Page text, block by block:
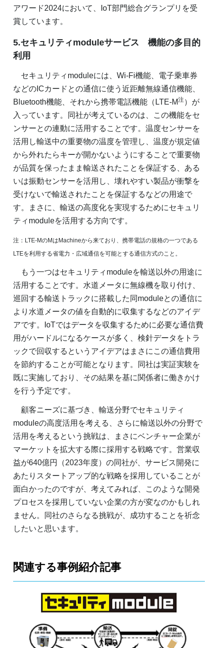
アワード2024において、IoT部門総合グランプリを受
賞しています。
5.セキュリティmoduleサービス 機能の多目的
利用
セキュリティmoduleには、Wi-Fi機能、電子乗車券
などのICカードとの通信に使う近距離無線通信機能、
Bluetooth機能、それから携帯電話機能（LTE-M注 ）が
入っています。同社が考えているのは、この機能をセ
ンサーとの連動に活用することです。温度センサーを
活用し輸送中の重要物の温度を管理し、温度が規定値
から外れたらキーが開かないようにすることで重要物
が品質を保ったまま輸送されたことを保証する、ある
いは振動センサーを活用し、壊れやすい製品が衝撃を
受けないで輸送されたことを保証するなどの用途で
す。まさに、輸送の高度化を実現するためにセキュリ
ティmoduleを活用する方向です。
注：LTE-MのMはMachineから来ており、携帯電話の規格の一つである
LTEを利用する省電力・広域通信を可能とする通信方式のこと。
もう一つはセキュリティmoduleを輸送以外の用途に
活用することです。水道メータに無線機を取り付け、
巡回する輸送トラックに搭載した同moduleとの通信に
より水道メータの値を自動的に収集するなどのアイデ
アです。IoTではデータを収集するために必要な通信費
用がハードルになるケースが多く、検針データをトラ
ックで回収するというアイデアはまさにこの通信費用
を節約することが可能となります。同社は実証実験を
既に実施しており、その結果を基に関係者に働きかけ
を行う予定です。
顧客ニーズに基づき、輸送分野でセキュリティ
moduleの高度活用を考える、さらに輸送以外の分野で
活用を考えるという挑戦は、まさにベンチャー企業が
マーケットを拡大する際に採用する戦略です。営業収
益が640億円（2023年度）の同社が、サービス開発に
あたりスタートアップ的な戦略を採用していることが
面白かったのですが、考えてみれば、このような開発
プロセスを採用していない企業の方が変なのかもしれ
ません。同社のさらなる挑戦が、成功することを祈念
したいと思います。
関連する事例紹介記事